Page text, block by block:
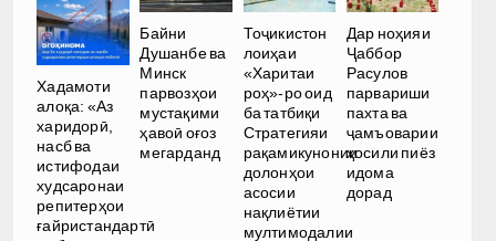
Хадамоти
алоқа: «Аз
харидорӣ,
насб ва
истифодаи
худсаронаи
репитерҳои
ғайристандартӣ
Байни
Душанбе ва
Минск
парвозҳои
мустақими
ҳавоӣ оғоз
мегарданд
Тоҷикистон
лоиҳаи
«Харитаи
роҳ»-ро оид
ба татбиқи
Стратегияи
рақамикунонии
долонҳои
асосии
нақлиётии
мултимодалии
Дар ноҳияи
Ҷаббор
Расулов
парвариши
пахта ва
ҷамъоварии
ҳосили пиёз
идома
дорад